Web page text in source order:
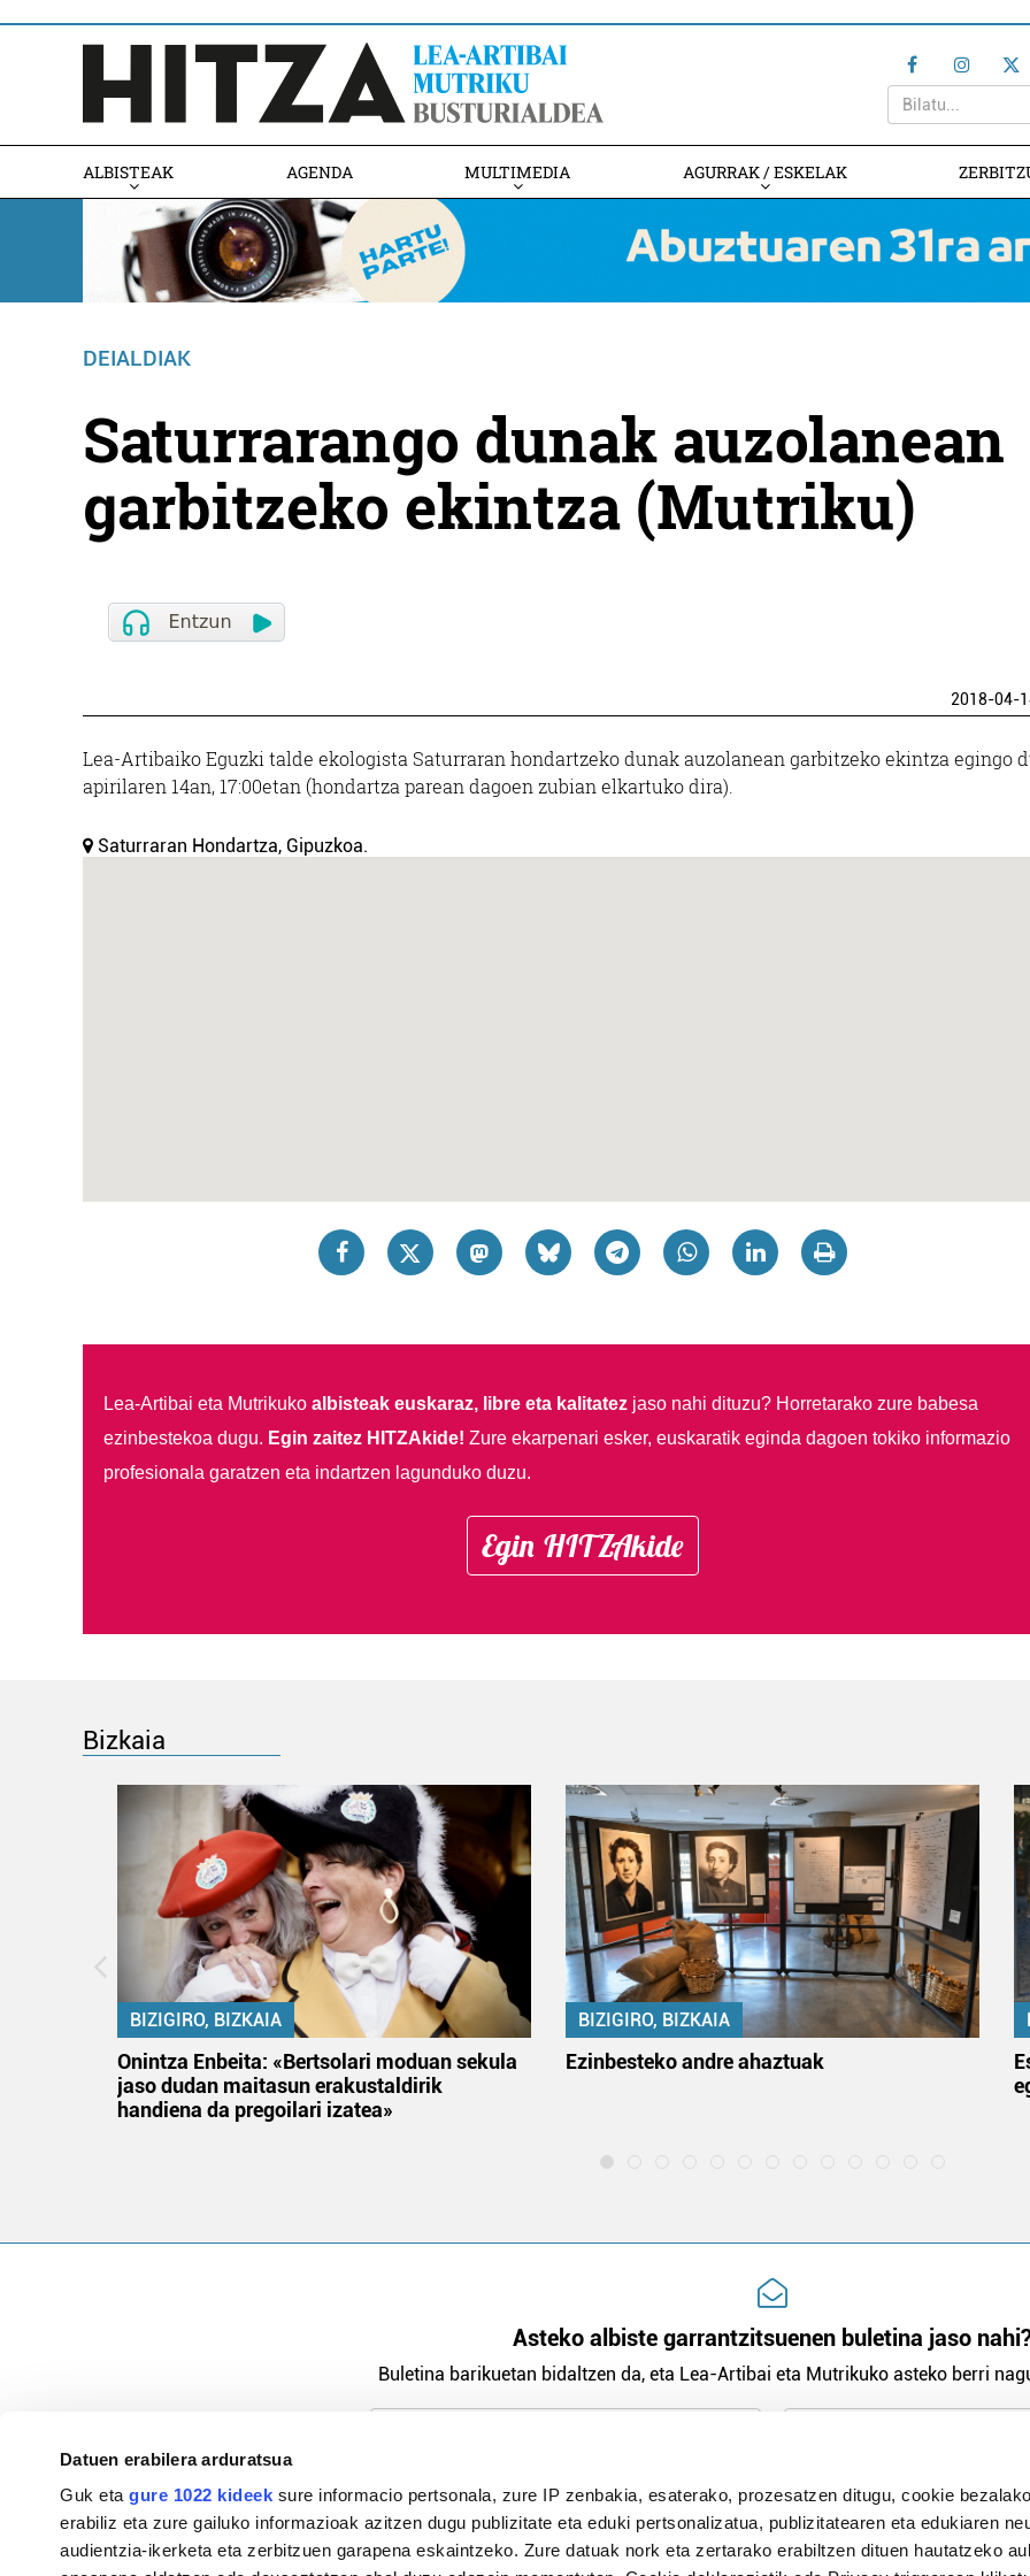
Datuen erabilera arduratsua
Guk etagure 1022 kideek sure informacio pertsonala, zure IP zenbakia, esaterako, prozesatzen ditugu, cookie
erabiliz eta zure gailuko informazioak azitzen dugu publizitate eta eduki pertsonalizatua, publizitatearen eta edukiaren
audientzia-ikerketa eta zerbitzuen garapena eskaintzeko. Zure datuak nork eta zertarako erabiltzen dituen hautatzeko
ALBISTEAK AGENDA MULTIMEDIA AGURRAK / ESKELAK
DEIALDIAK
Saturrarango dunak auzolanean
garbitzeko ekintza (Mutriku)
2018-04-
Lea-Artibaiko Eguzki talde ekologista Saturraran hondartzeko dunak auzolanean garbitzeko ekintza egingo
apirilaren 14an, 17:00etan (hondartza parean dagoen zubian elkartuko dira).
Saturraran Hondartza, Gipuzkoa.
Lea-Artibai eta Mutrikuko albisteak euskaraz, libre eta kalitatezjaso nahi dituzu? Horretarako zure babesa
ezinbestekoa dugu. Egin zaitez HITZAkide! Zure ekarpenari esker, euskaratik eginda dagoen tokiko informazio
profesionala garatzen eta indartzen lagunduko duzu.
Egin HITZAkide
Bizkaia
BIZIGIRO, BIZKAIA
Onintza Enbeita: «Bertsolari moduan sekula
jaso dudan maitasun erakustaldirik
handiena da pregoilari izatea»
BIZIGIRO, BIZKAIA
Ezinbesteko andre ahaztuak
Asteko albiste garrantzitsuenen buletina jaso
Buletina barikuetan bidaltzen da, eta Lea-Artibai eta Mutrikuko asteko berri